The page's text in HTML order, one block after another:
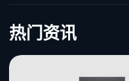
热门资讯